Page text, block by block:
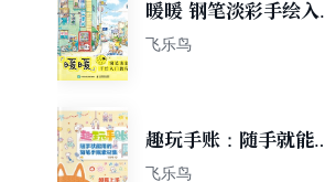
暖暖 钢笔淡彩手绘入门
教程
飞乐鸟
趣玩手账：随手就能用
的简笔手账素材集
飞乐鸟